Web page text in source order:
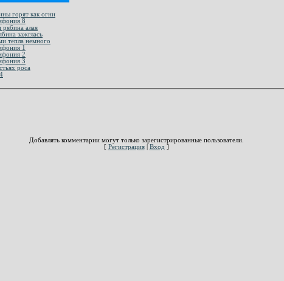
горят как огни
8
алая
зажглась
тепла немного
1
2
3
роса
Добавлять комментарии могут только зарегистрированные пользователи.
[ Регистрация| Вход ]